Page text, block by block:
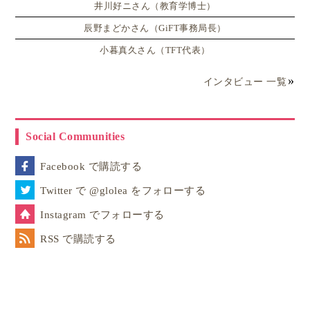
2人に初めてのサマージョブ体験を伺いました。
井川好ニさん（教育学博士）
辰野まどかさん（GiFT事務局長）
小暮真久さん（TFT代表）
インタビュー 一覧
Social Communities
Facebook で購読する
Twitter で @glolea をフォローする
Instagram でフォローする
RSS で購読する